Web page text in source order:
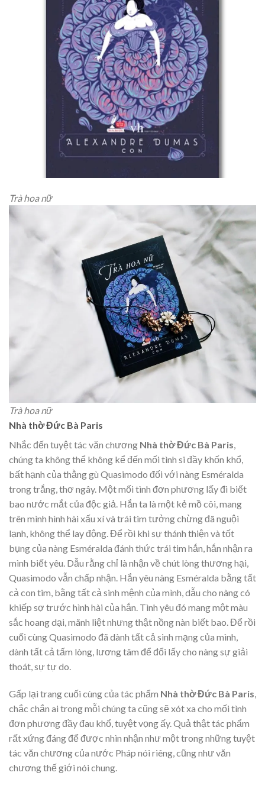
Trà hoa nữ
Trà hoa nữ
Nhà thờ Đức Bà Paris
Nhắc đến tuyệt tác văn chương Nhà thờ Đức Bà Paris,
chúng ta không thể không kể đến mối tình si đầy khốn khổ,
bất hạnh của thằng gù Quasimodo đối với nàng Esméralda
trong trắng, thơ ngây. Một mối tình đơn phương lấy đi biết
bao nước mắt của độc giả. Hắn ta là một kẻ mồ côi, mang
trên mình hình hài xấu xí và trái tim tưởng chừng đã nguội
lạnh, không thể lay động. Để rồi khi sự thánh thiện và tốt
bụng của nàng Esméralda đánh thức trái tim hắn, hắn nhận ra
mình biết yêu. Dẫu rằng chỉ là nhận về chút lòng thương hại,
Quasimodo vẫn chấp nhận. Hắn yêu nàng Esméralda bằng tất
cả con tim, bằng tất cả sinh mệnh của mình, dẫu cho nàng có
khiếp sợ trước hình hài của hắn. Tình yêu đó mang một màu
sắc hoang dại, mãnh liệt nhưng thật nồng nàn biết bao. Để rồi
cuối cùng Quasimodo đã dành tất cả sinh mạng của mình,
dành tất cả tấm lòng, lương tâm để đổi lấy cho nàng sự giải
thoát, sự tự do.
Gấp lại trang cuối cùng của tác phẩm Nhà thờ Đức Bà Paris
chắc chắn ai trong mỗi chúng ta cũng sẽ xót xa cho mối tình
đơn phương đầy đau khổ, tuyệt vọng ấy. Quả thật tác phẩm
rất xứng đáng để được nhìn nhận như một trong những tuyệt
tác văn chương của nước Pháp nói riêng, cũng như văn
chương thế giới nói chung.